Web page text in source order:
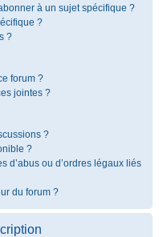
à un sujet spécifique ?
?
?
forum ?
jointes ?
?
?
d’abus ou d’ordres légaux liés
du forum ?